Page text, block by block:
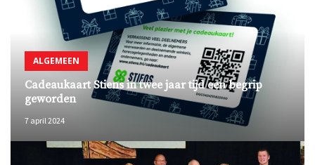
ALGEMEEN
Cadeaukaart Stiens in twee jaar tijd een begrip
geworden
7 april 2024